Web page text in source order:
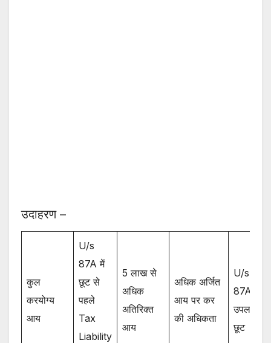
उदाहरण –
कुल
करयोग्य
आय
U/s
87A में
छूट से
पहले
Tax
Liability
5 लाख से
अधिक
अतिरिक्त
आय
अधिक अर्जित
आय पर कर
की अधिकता
U/s
87A में
उपलब्ध
छूट